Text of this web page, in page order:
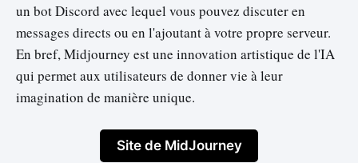
un bot Discord avec lequel vous pouvez discuter en
messages directs ou en l'ajoutant à votre propre serveur.
En bref, Midjourney est une innovation artistique de l'IA
qui permet aux utilisateurs de donner vie à leur
imagination de manière unique.
Site de MidJourney